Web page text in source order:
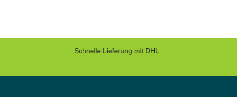
Schnelle Lieferung mit DHL